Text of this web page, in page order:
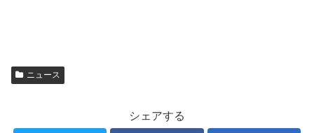
ニュース
シェアする